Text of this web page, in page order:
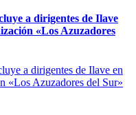
a dirigentes de Ilave
«Los Azuzadores